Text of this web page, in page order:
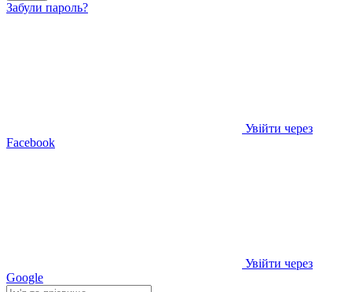
Забули пароль?
Увійти через
Facebook
Увійти через
Google